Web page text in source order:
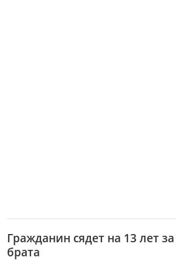
Гражданин сядет на 13 лет
брата